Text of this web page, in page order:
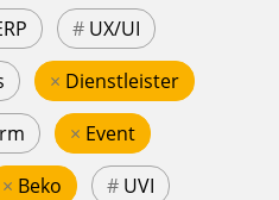
# UX/UI
× Dienstleister
× Event
× Beko # UVI